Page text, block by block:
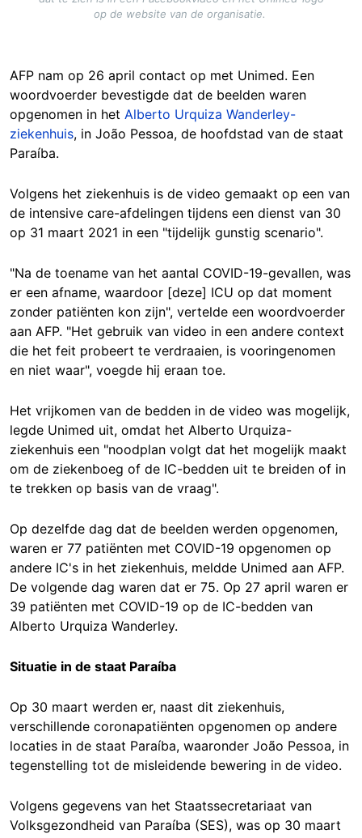
op de website van de organisatie.
AFP nam op 26 april contact op met Unimed. Een
woordvoerder bevestigde dat de beelden waren
opgenomen in het Alberto Urquiza Wanderley-
ziekenhuis, in João Pessoa, de hoofdstad van de staat
Paraíba.
Volgens het ziekenhuis is de video gemaakt op een van
de intensive care-afdelingen tijdens een dienst van 30
op 31 maart 2021 in een "tijdelijk gunstig scenario".
"Na de toename van het aantal COVID-19-gevallen, was
er een afname, waardoor [deze] ICU op dat moment
zonder patiënten kon zijn", vertelde een woordvoerder
aan AFP. "Het gebruik van video in een andere context
die het feit probeert te verdraaien, is vooringenomen
en niet waar", voegde hij eraan toe.
Het vrijkomen van de bedden in de video was mogelijk,
legde Unimed uit, omdat het Alberto Urquiza-
ziekenhuis een "noodplan volgt dat het mogelijk maakt
om de ziekenboeg of de IC-bedden uit te breiden of in
te trekken op basis van de vraag".
Op dezelfde dag dat de beelden werden opgenomen,
waren er 77 patiënten met COVID-19 opgenomen op
andere IC's in het ziekenhuis, meldde Unimed aan AFP.
De volgende dag waren dat er 75. Op 27 april waren er
39 patiënten met COVID-19 op de IC-bedden van
Alberto Urquiza Wanderley.
Situatie in de staat Paraíba
Op 30 maart werden er, naast dit ziekenhuis,
verschillende coronapatiënten opgenomen op andere
locaties in de staat Paraíba, waaronder João Pessoa, in
tegenstelling tot de misleidende bewering in de video.
Volgens gegevens van het Staatssecretariaat van
Volksgezondheid van Paraíba (SES), was op 30 maart